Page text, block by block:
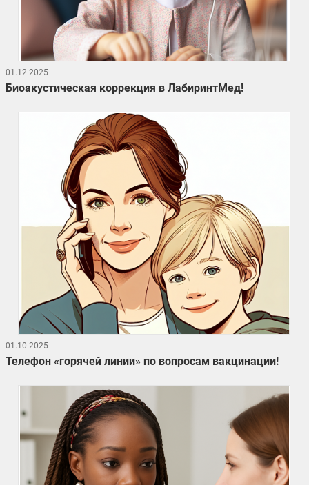
01.12.2025
Биоакустическая коррекция в ЛабиринтМед!
01.10.2025
Телефон «горячей линии» по вопросам вакцинации!